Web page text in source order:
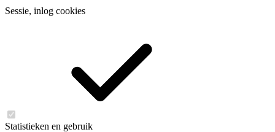
Sessie, inlog cookies
Statistieken en gebruik